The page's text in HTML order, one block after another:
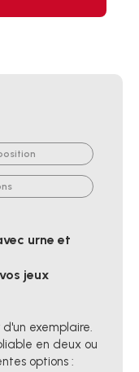
urne et
jeux
exemplaire.
en deux ou
options :